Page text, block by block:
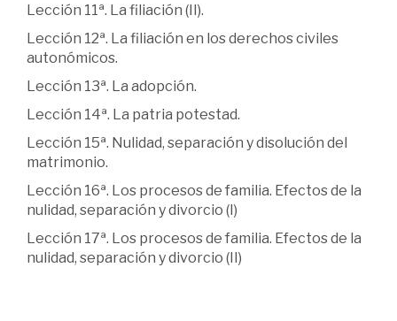
Lección 11ª. La filiación (II).
Lección 12ª. La filiación en los derechos civiles
autonómicos.
Lección 13ª. La adopción.
Lección 14ª. La patria potestad.
Lección 15ª. Nulidad, separación y disolución del
matrimonio.
Lección 16ª. Los procesos de familia. Efectos de la
nulidad, separación y divorcio (I)
Lección 17ª. Los procesos de familia. Efectos de la
nulidad, separación y divorcio (II)